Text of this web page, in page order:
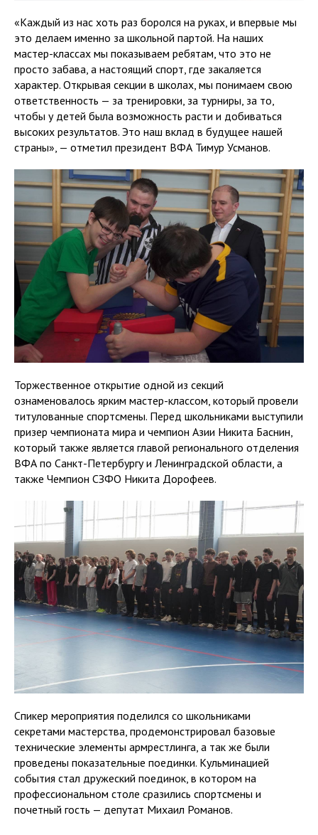
«Каждый из нас хоть раз боролся на руках, и впервые мы
это делаем именно за школьной партой. На наших
мастер-классах мы показываем ребятам, что это не
просто забава, а настоящий спорт, где закаляется
характер. Открывая секции в школах, мы понимаем свою
ответственность — за тренировки, за турниры, за то,
чтобы у детей была возможность расти и добиваться
высоких результатов. Это наш вклад в будущее нашей
страны», — отметил президент ВФА Тимур Усманов.
Торжественное открытие одной из секций
ознаменовалось ярким мастер-классом, который провели
титулованные спортсмены. Перед школьниками выступили
призер чемпионата мира и чемпион Азии Никита Баснин,
который также является главой регионального отделения
ВФА по Санкт-Петербургу и Ленинградской области, а
также Чемпион СЗФО Никита Дорофеев.
Спикер мероприятия поделился со школьниками
секретами мастерства, продемонстрировал базовые
технические элементы армрестлинга, а так же были
проведены показательные поединки. Кульминацией
события стал дружеский поединок, в котором на
профессиональном столе сразились спортсмены и
почетный гость — депутат Михаил Романов.